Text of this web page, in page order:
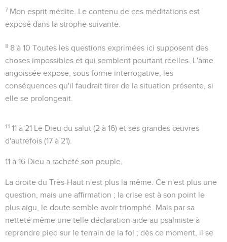
7 Mon esprit médite . Le contenu de ces méditations est
exposé dans la strophe suivante.
8 8 à 10 Toutes les questions exprimées ici supposent des
choses impossibles et qui semblent pourtant réelles. L'âme
angoissée expose, sous forme interrogative, les
conséquences qu'il faudrait tirer de la situation présente, si
elle se prolongeait.
11 11 à 21 Le Dieu du salut (2 à 16) et ses grandes œuvres
d'autrefois (17 à 21).
11 à 16 Dieu a racheté son peuple.
La droite du Très-Haut n'est plus la même . Ce n'est plus une
question, mais une affirmation ; la crise est à son point le
plus aigu, le doute semble avoir triomphé. Mais par sa
netteté même une telle déclaration aide au psalmiste à
reprendre pied sur le terrain de la foi ; dès ce moment, il se